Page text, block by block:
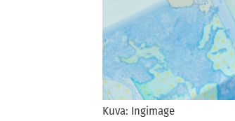
Kuva: Ingimage